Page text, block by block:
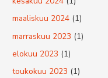
maaliskuu 2024 (1)
marraskuu 2023 (1)
elokuu 2023 (1)
toukokuu 2023 (1)